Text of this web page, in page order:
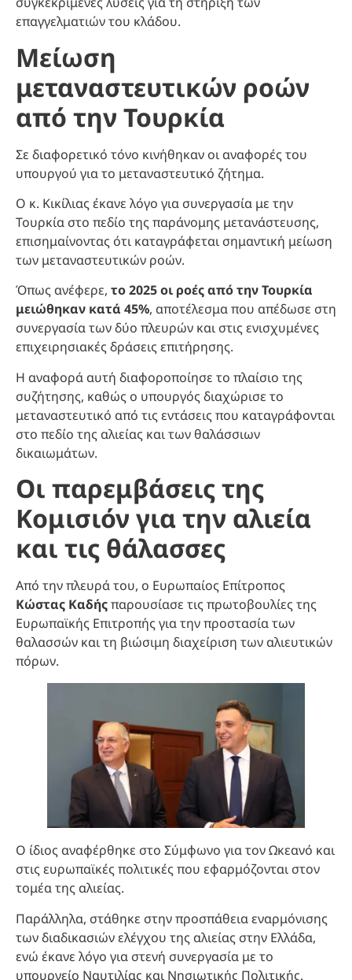
επαγγελματιών του κλάδου.
Μείωση
μεταναστευτικών ροών
από την Τουρκία
Σε διαφορετικό τόνο κινήθηκαν οι αναφορές του
υπουργού για το μεταναστευτικό ζήτημα.
Ο κ. Κικίλιας έκανε λόγο για συνεργασία με την
Τουρκία στο πεδίο της παράνομης μετανάστευσης,
επισημαίνοντας ότι καταγράφεται σημαντική μείωση
των μεταναστευτικών ροών.
Όπως ανέφερε, το 2025 οι ροές από την Τουρκία
μειώθηκαν κατά 45%, αποτέλεσμα που απέδωσε στη
συνεργασία των δύο πλευρών και στις ενισχυμένες
επιχειρησιακές δράσεις επιτήρησης.
Η αναφορά αυτή διαφοροποίησε το πλαίσιο της
συζήτησης, καθώς ο υπουργός διαχώρισε το
μεταναστευτικό από τις εντάσεις που καταγράφονται
στο πεδίο της αλιείας και των θαλάσσιων
δικαιωμάτων.
Οι παρεμβάσεις της
Κομισιόν για την αλιεία
και τις θάλασσες
Από την πλευρά του, ο Ευρωπαίος Επίτροπος
Κώστας Καδήςπαρουσίασε τις πρωτοβουλίες της
Ευρωπαϊκής Επιτροπής για την προστασία των
θαλασσών και τη βιώσιμη διαχείριση των αλιευτικών
πόρων.
Ο ίδιος αναφέρθηκε στο Σύμφωνο για τον Ωκεανό και
στις ευρωπαϊκές πολιτικές που εφαρμόζονται στον
τομέα της αλιείας.
Παράλληλα, στάθηκε στην προσπάθεια εναρμόνισης
των διαδικασιών ελέγχου της αλιείας στην Ελλάδα,
ενώ έκανε λόγο για στενή συνεργασία με το
υπουργείο Ναυτιλίας και Νησιωτικής Πολιτικής.